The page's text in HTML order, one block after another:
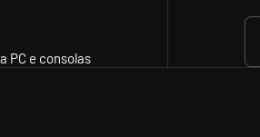
PC e consolas